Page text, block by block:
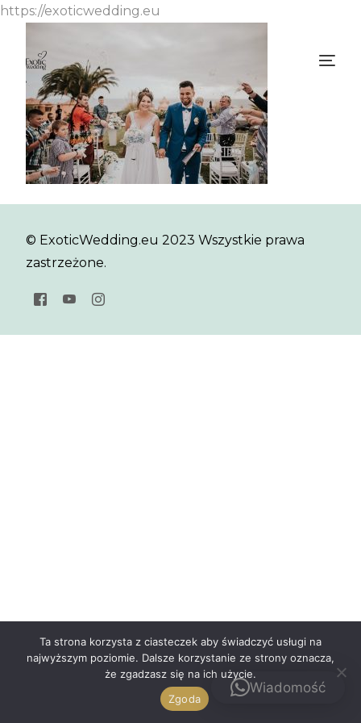
https://exoticwedding.eu
© ExoticWedding.eu 2023 Wszystkie prawa
zastrzeżone.
Kontakt
Wiadomość
Ta strona korzysta z ciasteczek aby świadczyć usługi na
najwyższym poziomie. Dalsze korzystanie ze strony oznacza,
że zgadzasz się na ich użycie.
Zgoda